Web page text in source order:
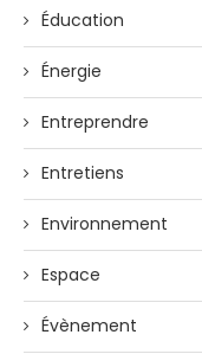
Éducation
Énergie
Entreprendre
Entretiens
Environnement
Espace
Évènement